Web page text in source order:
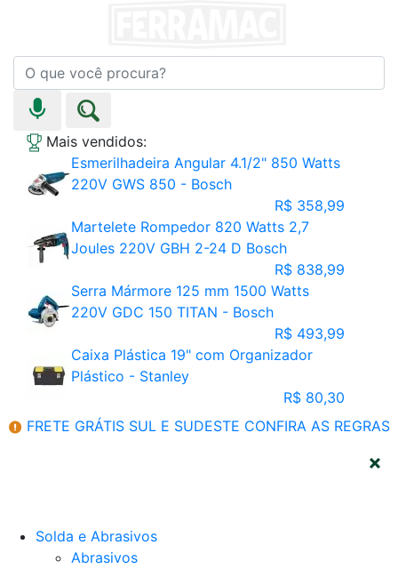
Mais vendidos:
Esmerilhadeira Angular 4.1/2" 850 Watts
220V GWS 850 - Bosch
R$ 358,99
Martelete Rompedor 820 Watts 2,7
Joules 220V GBH 2-24 D Bosch
R$ 838,99
Serra Mármore 125 mm 1500 Watts
220V GDC 150 TITAN - Bosch
R$ 493,99
Caixa Plástica 19" com Organizador
Plástico - Stanley
R$ 80,30
FRETE GRÁTIS SUL E SUDESTE CONFIRA AS REGRAS
Solda e Abrasivos
Abrasivos